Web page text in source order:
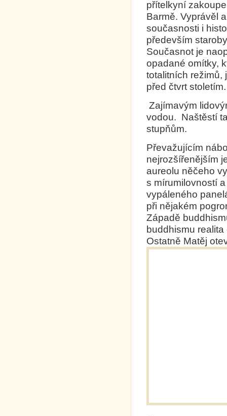
přítelkyní
Barmě. Vyprávěl
současnosti i
především
Současnot je
opadané omítky,
totalitních režimů,
před čtvrt stoletím.
Zajímavým
vodou. Naštěstí
stupňům.
Převažujícím
nejrozšířenějším
aureolu něčeho
s mírumilovností
vypáleného
při nějakém
Západě
buddhismu
Ostatně Matěj